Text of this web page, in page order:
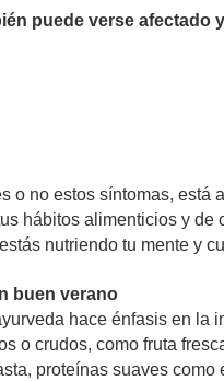
puede verse afectado
o no estos síntomas, está
hábitos alimenticios y de
nutriendo tu mente y
buen verano
hace énfasis en la
o crudos, como fruta
proteínas suaves como